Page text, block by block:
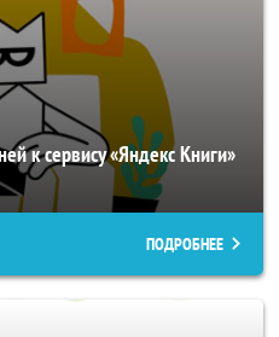
к сервису «Яндекс Книги»
ПОДРОБНЕЕ